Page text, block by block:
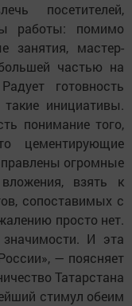
посетителей,
работы: помимо
занятия, мастер-
частью на
готовность
инициативы.
понимание того,
цементирующие
огромные
взять к
сопоставимых с
просто нет.
И эта
― поясняет
Татарстана
стимул обеим